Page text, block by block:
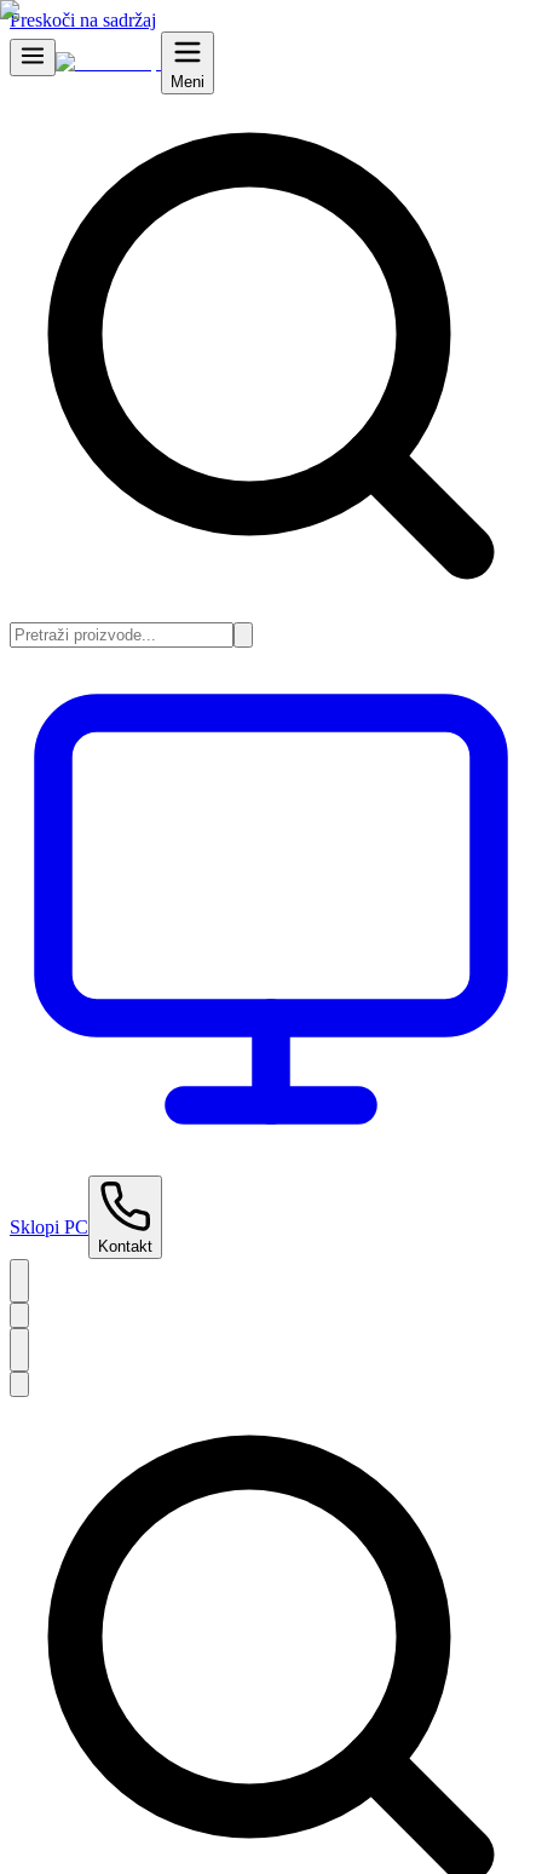
Preskoči na sadržaj
Meni
Sklopi PC
Kontakt